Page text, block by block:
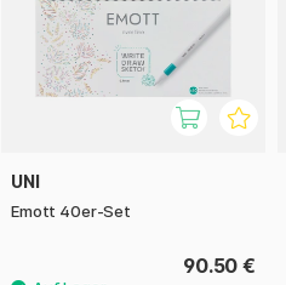
UNI
Emott 40er-Set
90.50 €